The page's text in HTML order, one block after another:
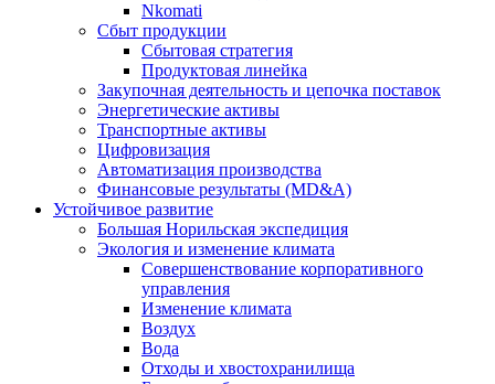
Nkomati
Сбыт продукции
Сбытовая стратегия
Продуктовая линейка
Закупочная деятельность и цепочка поставок
Энергетические активы
Транспортные активы
Цифровизация
Автоматизация производства
Финансовые результаты (MD&A)
Устойчивое развитие
Большая Норильская экспедиция
Экология и изменение климата
Совершенствование корпоративного
управления
Изменение климата
Воздух
Вода
Отходы и хвостохранилища